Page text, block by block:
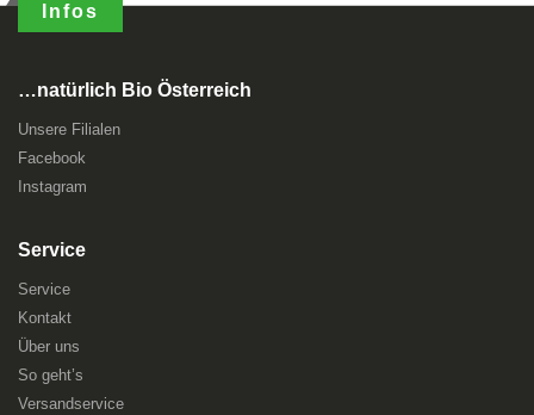
Infos
…natürlich Bio Österreich
Unsere Filialen
Facebook
Instagram
Service
Service
Kontakt
Über uns
So geht’s
Versandservice